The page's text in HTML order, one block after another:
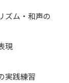
ズム・和声の
現
実践練習